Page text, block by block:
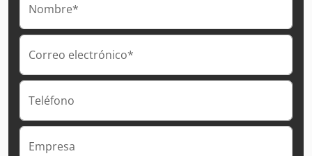
Nombre*
Correo electrónico*
Teléfono
Empresa